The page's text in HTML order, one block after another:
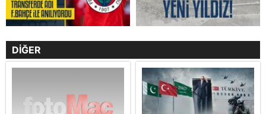
DİĞER